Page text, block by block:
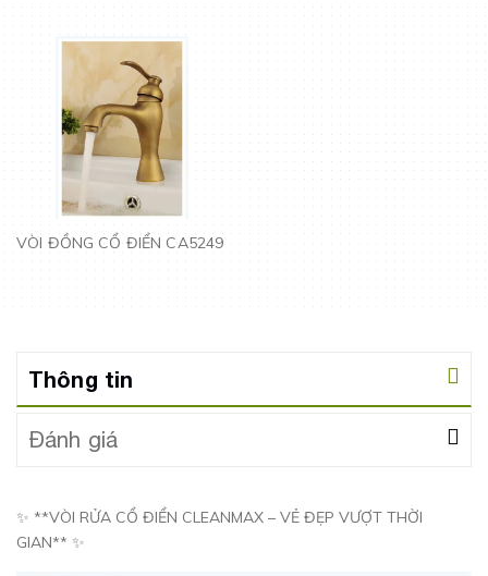
VÒI ĐỒNG CỔ ĐIỂN CA5249
Thông tin
Đánh giá
✨ **VÒI RỬA CỔ ĐIỂN CLEANMAX – VẺ ĐẸP VƯỢT THỜI
GIAN** ✨